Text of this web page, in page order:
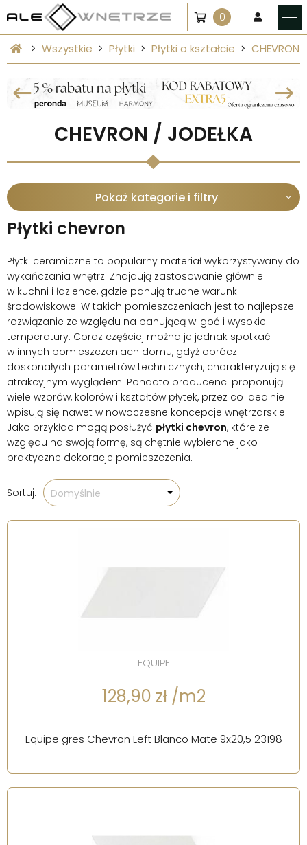
0
Wszystkie Płytki Płytki o kształcie CHEVRON
CHEVRON / JODEŁKA
Pokaż kategorie i filtry
Płytki chevron
Płytki ceramiczne to popularny materiał wykorzystywany do
wykańczania wnętrz. Znajdują zastosowanie głównie
w kuchni i łazience, gdzie panują trudne warunki
środowiskowe. W takich pomieszczeniach jest to najlepsze
rozwiązanie ze względu na panującą wilgoć i wysokie
temperatury. Coraz częściej można je jednak spotkać
w innych pomieszczeniach domu, gdyż oprócz
doskonałych parametrów technicznych, charakteryzują się
atrakcyjnym wyglądem. Ponadto producenci proponują
wiele wzorów, kolorów i kształtów płytek, przez co idealnie
wpisują się nawet w nowoczesne koncepcje wnętrzarskie.
Jako przykład mogą posłużyć płytki chevron, które ze
względu na swoją formę, są chętnie wybierane jako
praktyczne dekoracje pomieszczenia.
Sortuj: Domyślnie
EQUIPE
128,90 zł /m2
Equipe gres Chevron Left Blanco Mate 9x20,5 23198